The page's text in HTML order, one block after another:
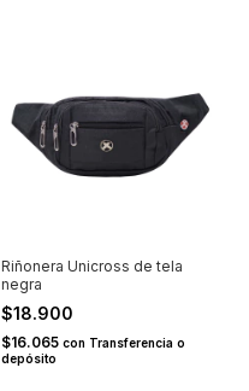
Riñonera Unicross de tela
negra
$18.900
$16.065 con Transferencia o
depósito